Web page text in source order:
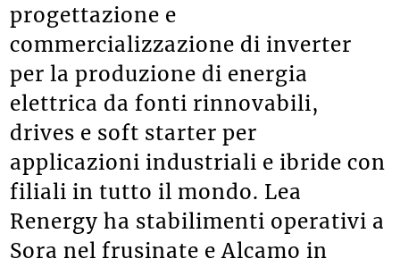
progettazione e
commercializzazione di inverter
per la produzione di energia
elettrica da fonti rinnovabili,
drives e soft starter per
applicazioni industriali e ibride con
filiali in tutto il mondo. Lea
Renergy ha stabilimenti operativi a
Sora nel frusinate e Alcamo in